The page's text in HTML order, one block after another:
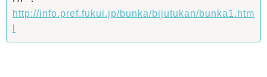
http://info.pref.fukui.jp/bunka/bijutukan/bunka1.htm